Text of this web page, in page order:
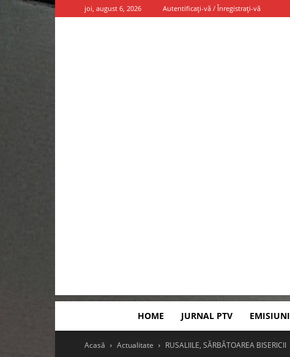
joi, august 6, 2026 Autentificați-vă / Înregistrați-vă
HOME JURNAL PTV EMISIUNI
Acasă Actualitate RUSALIILE, SĂRBĂTOAREA BISERICII